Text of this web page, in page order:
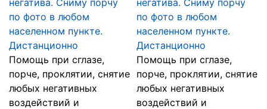
негатива. Сниму порчу
по фото в любом
населенном пункте.
Дистанционно
Помощь при сглазе,
порче, проклятии, снятие
любых негативных
воздействий и
негатива. Сниму порчу
по фото в любом
населенном пункте.
Дистанционно
Помощь при сглазе,
порче, проклятии, снятие
любых негативных
воздействий и